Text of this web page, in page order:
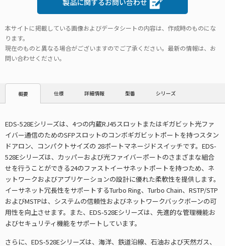
製品に関するお問い合わせ
本サイトに掲載している画像およびデータシートの内容は、作成時のものにな
ります。
現在のものと異なる場合がございますのでご了承ください。最新の情報は、お
問い合わせください。
概要 仕様 詳細情報 型番 シリーズ
EDS-528Eシリーズは、4つの内蔵RJ45スロットまたはギガビット光ファ
イバー通信のためのSFPスロットのコンボギガビットポートを持つスタン
ドアロン、コンパクトサイズの 28ポートマネージドスイッチです。EDS-
528Eシリーズは、カッパーおよび光ファイバーポートのさまざまな組合
せを行うことができる24のファストイーサネットポートを持つため、ネ
ットワークおよびアプリケーションの設計に優れた柔軟性を提供します。
イーサネット冗長性をサポートするTurbo Ring、Turbo Chain、RSTP/STP
およびMSTPは、システムの信頼性およびネットワークバックボーンの可
用性を向上させます。また、EDS-528Eシリーズは、先進的な管理機能お
よびセキュリティ機能をサポートしています。
さらに、EDS-528Eシリーズは、海洋、鉄道沿線、石油および天然ガス、